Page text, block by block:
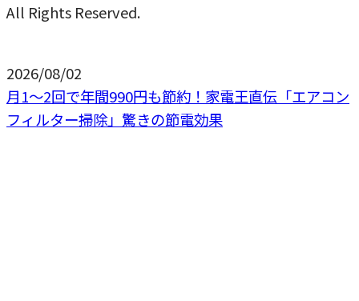
All Rights Reserved.
2026/08/02
月1〜2回で年間990円も節約！家電王直伝「エアコン
フィルター掃除」驚きの節電効果